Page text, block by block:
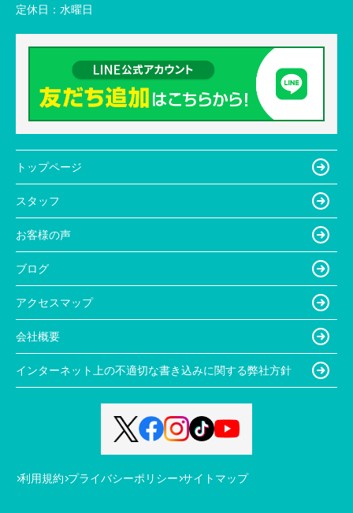
定休日： 水曜日
トップページ
スタッフ
お客様の声
ブログ
アクセスマップ
会社概要
インターネット上の不適切な書き込みに関する弊社方針
利用規約 プライバシーポリシー サイトマップ